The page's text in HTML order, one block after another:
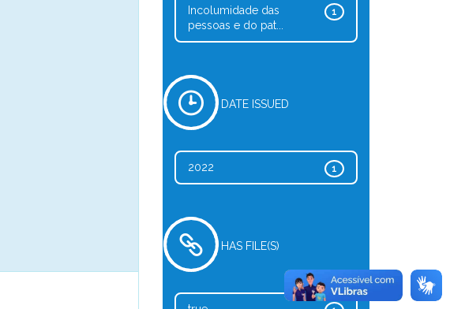
1
Incolumidade das
pessoas e do pat...
DATE ISSUED
1
2022
HAS FILE(S)